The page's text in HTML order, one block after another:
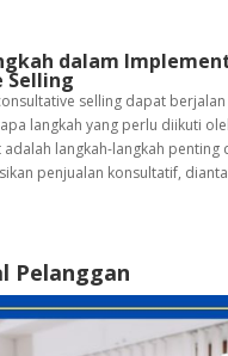
dalam
Selling
selling dapat
langkah yang perlu diikuti
langkah-langkah penting
penjualan konsultatif,
Pelanggan